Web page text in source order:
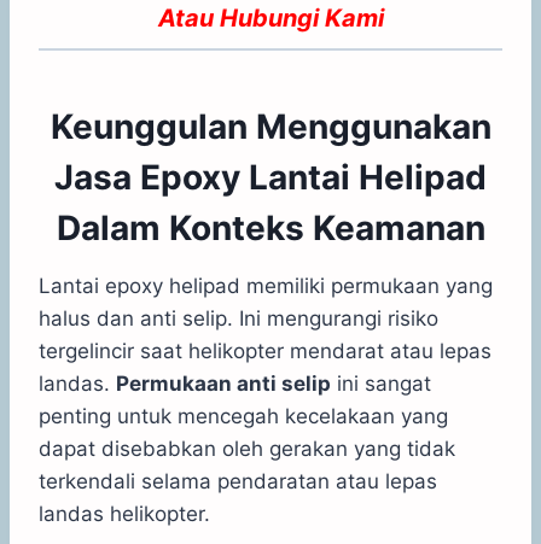
Atau Hubungi Kami
Keunggulan Menggunakan
Jasa Epoxy Lantai Helipad
Dalam Konteks Keamanan
Lantai epoxy helipad memiliki permukaan yang
halus dan anti selip. Ini mengurangi risiko
tergelincir saat helikopter mendarat atau lepas
landas. Permukaan anti selip ini sangat
penting untuk mencegah kecelakaan yang
dapat disebabkan oleh gerakan yang tidak
terkendali selama pendaratan atau lepas
landas helikopter.